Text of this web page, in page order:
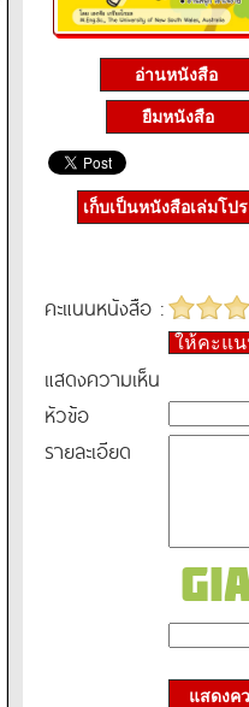
อ่านหนังสือ
ยืมหนังสือ
เก็บเป็นหนังสือเล่มโป
คะแนนหนังสือ :
ให้คะแ
แสดงความเห็น
หัวข้อ
รายละเอียด
แสดงค